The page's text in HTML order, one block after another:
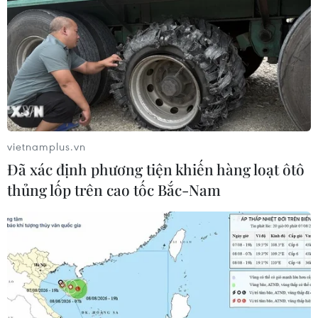
Đại hội XIII của Đảng: Tạo sinh lực mới
cho khối đại đoàn kết toàn dân
23/01/2021 05:44
Nghị quyết Đại hội XII của Đảng đã nêu rõ mục tiêu về
việc phát huy quyền làm chủ, nguồn lực và sức sáng tạo
của nhân dân, sức mạnh đại đoàn kết toàn dân tộc.
vietnamplus.vn
Đã xác định phương tiện khiến hàng loạt ôtô
thủng lốp trên cao tốc Bắc-Nam